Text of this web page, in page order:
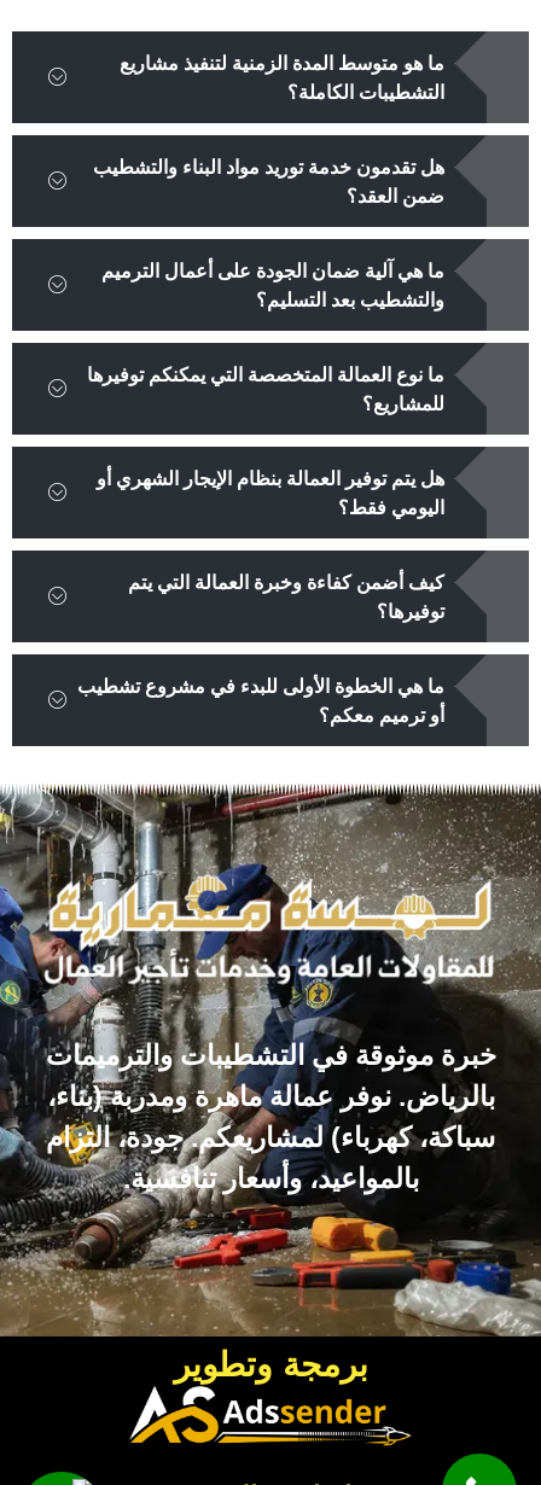
ما هو متوسط المدة الزمنية لتنفيذ مشاريع
التشطيبات الكاملة؟
هل تقدمون خدمة توريد مواد البناء والتشطيب
ضمن العقد؟
ما هي آلية ضمان الجودة على أعمال الترميم
والتشطيب بعد التسليم؟
ما نوع العمالة المتخصصة التي يمكنكم توفيرها
للمشاريع؟
هل يتم توفير العمالة بنظام الإيجار الشهري أو
اليومي فقط؟
كيف أضمن كفاءة وخبرة العمالة التي يتم
توفيرها؟
ما هي الخطوة الأولى للبدء في مشروع تشطيب
أو ترميم معكم؟
خبرة موثوقة في التشطيبات والترميمات
بالرياض. نوفر عمالة ماهرة ومدربة (بناء،
سباكة، كهرباء) لمشاريعكم. جودة، التزام
بالمواعيد، وأسعار تنافسية.
برمجة وتطوير